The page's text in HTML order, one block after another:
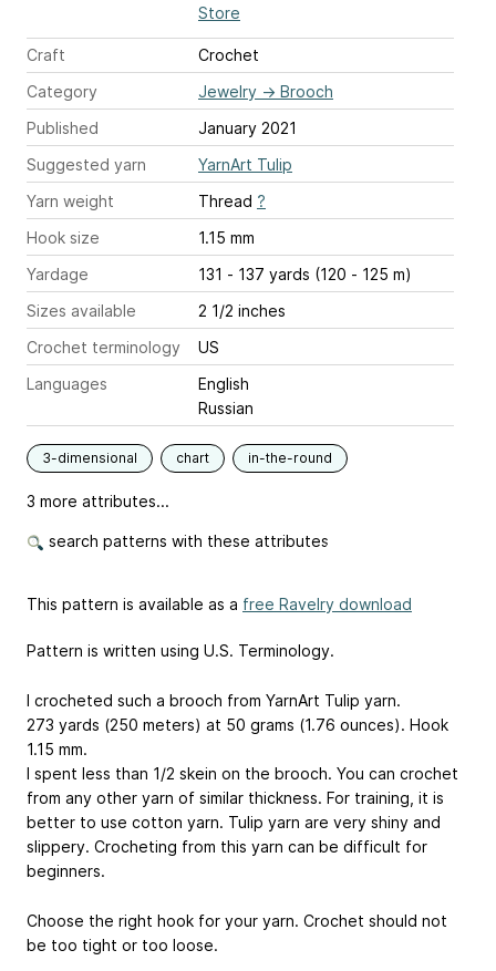
Store
Craft
Crochet
Category
Jewelry → Brooch
Published
January 2021
Suggested yarn
YarnArt Tulip
Yarn weight
Thread ?
Hook size
1.15 mm
Yardage
131 - 137 yards (120 - 125 m)
Sizes available
2 1/2 inches
Crochet terminology
US
Languages
English
Russian
3-dimensional chart in-the-round
3 more attributes...
search patterns with these attributes
This pattern is available as a free Ravelry download
Pattern is written using U.S. Terminology.
I crocheted such a brooch from YarnArt Tulip yarn.
273 yards (250 meters) at 50 grams (1.76 ounces). Hook
1.15 mm.
I spent less than 1/2 skein on the brooch. You can crochet
from any other yarn of similar thickness. For training, it is
better to use cotton yarn. Tulip yarn are very shiny and
slippery. Crocheting from this yarn can be difficult for
beginners.
Choose the right hook for your yarn. Crochet should not
be too tight or too loose.